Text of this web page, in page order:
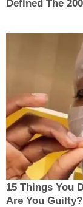
Defined The
15 Things You
Are You Guilty?